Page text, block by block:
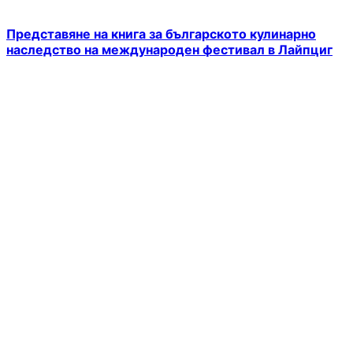
Представяне на книга за българското кулинарно
наследство на международен фестивал в Лайпциг